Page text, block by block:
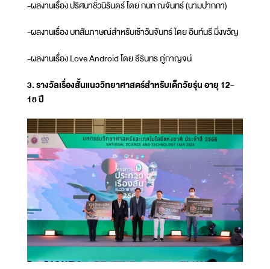
-ผลงานเรื่อง ปริศนาชั่วนิรันดร์ โดย กนก ณจันทร์ (นามปากกา)
-ผลงานเรื่อง บทสัมภาษณ์สำหรับเช้าวันจันทร์ โดย อินท์นรี มิ่งขวัญ
-ผลงานเรื่อง Love Android โดย ธีรินทร ภู่กาญจน์
3. รางวัลเรื่องสั้นแนววิทยาศาสตร์สำหรับเด็กวัยรุ่น อายุ 12-
18 ปี